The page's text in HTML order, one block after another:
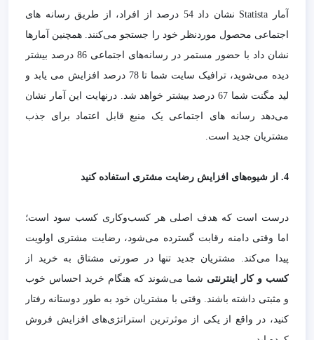
آمار Statista
نشان داد 54 درصد از افراد، از طریق رسانه های
اجتماعی محصول موردنظر خود را جستجو می‌کنند. همچنین آمارها
نشان داد با حضور مستمر در رسانه‌های اجتماعی 86 درصد بیشتر
دیده می‌شوید، ترافیک سایت شما تا 78 درصد افزایش می یابد و
لید مگنت شما 67 درصد بیشتر خواهد شد. درنهایت این آمار نشان
می‌دهد رسانه های اجتماعی یک منبع قابل اعتماد برای جذب
مشتریان جدید است.
4. از شیوه‌های افزایش رضایت مشتری استفاده کنید
درست است که هدف اصلی هر کسب‌وکاری کسب سود است؛
اما وقتی دامنه رقابت گسترده می‌شود، رضایت مشتری اولویت
پیدا می‌کند. مشتریان جدید تنها در صورتی مشتاق به خرید از
کسب و کار اینترنتی شما می‌شوند که هنگام خرید احساس خوب
و مثبتی داشته باشند. وقتی با مشتریان خود به طور دوستانه رفتار
کنید، در واقع از یکی از موثرترین استراتژی‌های افزایش فروش